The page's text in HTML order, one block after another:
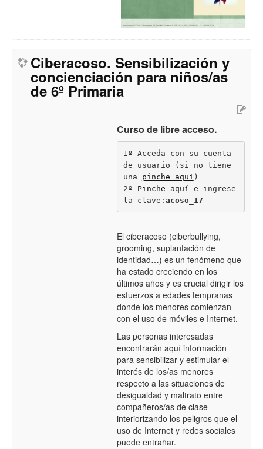
Ciberacoso. Sensibilización y
concienciación para niños/as
de 6º Primaria
Curso de libre acceso.
1º Acceda con su cuenta
de usuario (si no tiene
una pinche aquí )
2º Pinche aquí
e ingrese
la clave: acoso_17
El ciberacoso (ciberbullying,
grooming, suplantación de
identidad…) es un fenómeno que
ha estado creciendo en los
últimos años y es crucial dirigir los
esfuerzos a edades tempranas
donde los menores comienzan
con el uso de móviles e Internet.
Las personas interesadas
encontrarán aquí información
para sensibilizar y estimular el
interés de los/as menores
respecto a las situaciones de
desigualdad y maltrato entre
compañeros/as de clase
interiorizando los peligros que el
uso de Internet y redes sociales
puede entrañar.